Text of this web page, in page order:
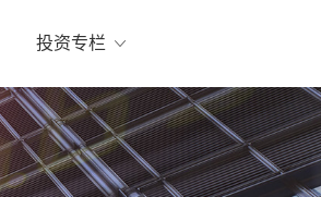
投资专栏